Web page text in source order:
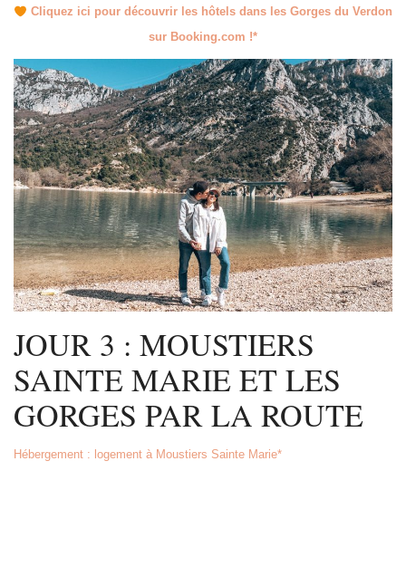
Cliquez ici pour découvrir les hôtels dans les Gorges du Verdon
sur Booking.com !*
JOUR 3 : MOUSTIERS
SAINTE MARIE ET LES
GORGES PAR LA ROUTE
Hébergement : logement à Moustiers Sainte Marie*